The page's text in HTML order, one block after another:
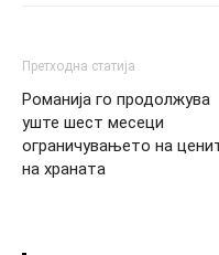
Претходна статија
Романија го продолжува
уште шест месеци
ограничувањето на
на храната